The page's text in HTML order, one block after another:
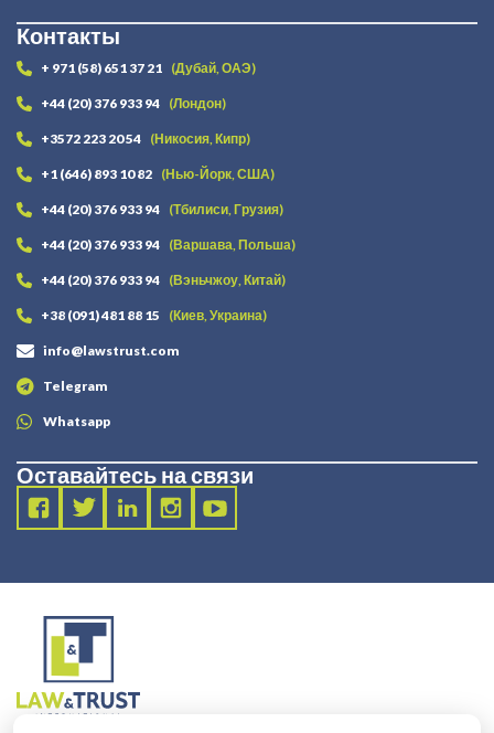
Контакты
+ 971 (58) 651 37 21 (Дубай, ОАЭ)
+44 (20) 376 933 94 (Лондон)
+3572 223 20 54 (Никосия, Кипр)
+1 (646) 893 10 82 (Нью-Йорк, США)
+44 (20) 376 933 94 (Тбилиси, Грузия)
+44 (20) 376 933 94 (Варшава, Польша)
+44 (20) 376 933 94 (Вэньчжоу, Китай)
+38 (091) 481 88 15 (Киев, Украина)
info@lawstrust.com
Telegram
Whatsapp
Оставайтесь на связи